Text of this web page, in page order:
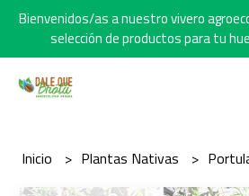
Bienvenidos/as a nuestro vivero
selección de productos para tu
Inicio Plantas Nativas